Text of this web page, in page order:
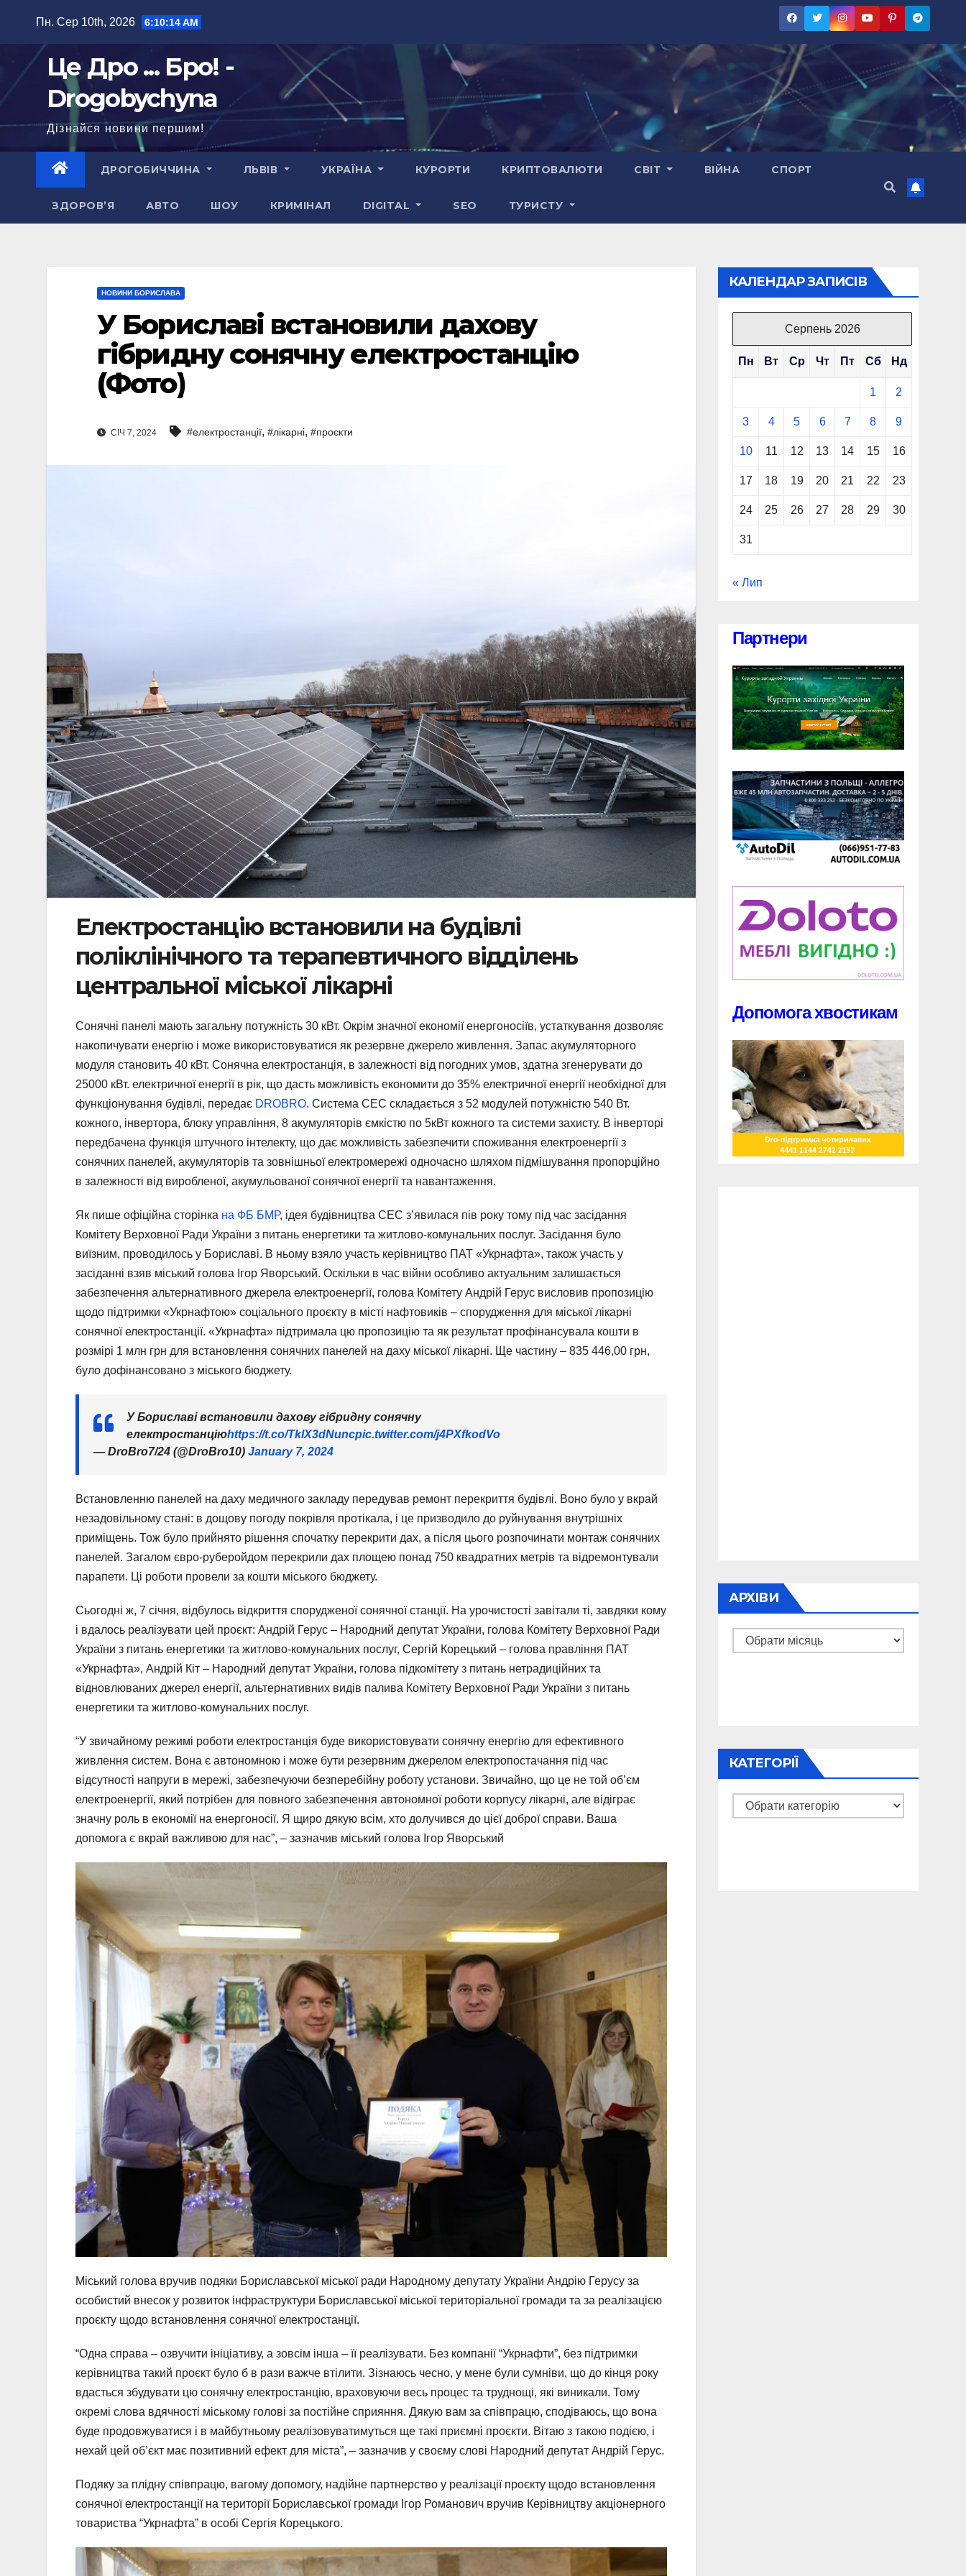
Пн. Сер 10th, 2026 6:10:15 AM
Це Дро ... Бро! -
Drogobychyna
Дізнайся новини першим!
ДРОГОБИЧЧИНА ЛЬВІВ УКРАЇНА КУРОРТИ КРИПТОВАЛЮТИ СВІТ ВІЙНА СПОРТ
ЗДОРОВ’Я АВТО ШОУ КРИМІНАЛ DIGITAL SEO ТУРИСТУ
НОВИНИ БОРИСЛАВА
У Бориславі встановили дахову
гібридну сонячну електростанцію
(Фото)
СІЧ 7, 2024 #електростанції, #лікарні, #проєкти
Електростанцію встановили на будівлі
поліклінічного та терапевтичного відділень
центральної міської лікарні
Сонячні панелі мають загальну потужність 30 кВт. Окрім значної економії енергоносіїв, устаткування дозволяє
накопичувати енергію і може використовуватися як резервне джерело живлення. Запас акумуляторного
модуля становить 40 кВт. Сонячна електростанція, в залежності від погодних умов, здатна згенерувати до
25000 кВт. електричної енергії в рік, що дасть можливість економити до 35% електричної енергії необхідної для
функціонування будівлі, передає DROBRO. Система СЕС складається з 52 модулей потужністю 540 Вт.
кожного, інвертора, блоку управління, 8 акумуляторів ємкістю по 5кВт кожного та системи захисту. В інверторі
передбачена функція штучного інтелекту, що дає можливість забезпечити споживання електроенергії з
сонячних панелей, акумуляторів та зовнішньої електромережі одночасно шляхом підмішування пропорційно
в залежності від виробленої, акумульованої сонячної енергії та навантаження.
Як пише офіційна сторінка на ФБ БМР, ідея будівництва СЕС з’явилася пів року тому під час засідання
Комітету Верховної Ради України з питань енергетики та житлово-комунальних послуг. Засідання було
виїзним, проводилось у Бориславі. В ньому взяло участь керівництво ПАТ «Укрнафта», також участь у
засіданні взяв міський голова Ігор Яворський. Оскільки в час війни особливо актуальним залишається
забезпечення альтернативного джерела електроенергії, голова Комітету Андрій Герус висловив пропозицію
щодо підтримки «Укрнафтою» соціального проєкту в місті нафтовиків – спорудження для міської лікарні
сонячної електростанції. «Укрнафта» підтримала цю пропозицію та як результат профінансувала кошти в
розмірі 1 млн грн для встановлення сонячних панелей на даху міської лікарні. Ще частину – 835 446,00 грн,
було дофінансовано з міського бюджету.
У Бориславі встановили дахову гібридну сонячну
електростанціюhttps://t.co/TkIX3dNuncpic.twitter.com/j4PXfkodVo
— DroBro7/24 (@DroBro10) January 7, 2024
Встановленню панелей на даху медичного закладу передував ремонт перекриття будівлі. Воно було у вкрай
незадовільному стані: в дощову погоду покрівля протікала, і це призводило до руйнування внутрішніх
приміщень. Тож було прийнято рішення спочатку перекрити дах, а після цього розпочинати монтаж сонячних
панелей. Загалом євро-руберойдом перекрили дах площею понад 750 квадратних метрів та відремонтували
парапети. Ці роботи провели за кошти міського бюджету.
Сьогодні ж, 7 січня, відбулось відкриття спорудженої сонячної станції. На урочистості завітали ті, завдяки кому
і вдалось реалізувати цей проєкт: Андрій Герус – Народний депутат України, голова Комітету Верховної Ради
України з питань енергетики та житлово-комунальних послуг, Сергій Корецький – голова правління ПАТ
«Укрнафта», Андрій Кіт – Народний депутат України, голова підкомітету з питань нетрадиційних та
відновлюваних джерел енергії, альтернативних видів палива Комітету Верховної Ради України з питань
енергетики та житлово-комунальних послуг.
“У звичайному режимі роботи електростанція буде використовувати сонячну енергію для ефективного
живлення систем. Вона є автономною і може бути резервним джерелом електропостачання під час
відсутності напруги в мережі, забезпечуючи безперебійну роботу установи. Звичайно, що це не той об’єм
електроенергії, який потрібен для повного забезпечення автономної роботи корпусу лікарні, але відіграє
значну роль в економії на енергоносії. Я щиро дякую всім, хто долучився до цієї доброї справи. Ваша
допомога є вкрай важливою для нас”, – зазначив міський голова Ігор Яворський
Міський голова вручив подяки Бориславської міської ради Народному депутату України Андрію Герусу за
особистий внесок у розвиток інфраструктури Бориславської міської територіальної громади та за реалізацією
проєкту щодо встановлення сонячної електростанції.
“Одна справа – озвучити ініціативу, а зовсім інша – її реалізувати. Без компанії “Укрнафти”, без підтримки
керівництва такий проєкт було б в рази важче втілити. Зізнаюсь чесно, у мене були сумніви, що до кінця року
вдасться збудувати цю сонячну електростанцію, враховуючи весь процес та труднощі, які виникали. Тому
окремі слова вдячності міському голові за постійне сприяння. Дякую вам за співпрацю, сподіваюсь, що вона
буде продовжуватися і в майбутньому реалізовуватимуться ще такі приємні проєкти. Вітаю з такою подією, і
нехай цей об’єкт має позитивний ефект для міста”, – зазначив у своєму слові Народний депутат Андрій Герус.
Подяку за плідну співпрацю, вагому допомогу, надійне партнерство у реалізації проєкту щодо встановлення
сонячної електростанції на території Бориславської громади Ігор Романович вручив Керівництву акціонерного
товариства “Укрнафта” в особі Сергія Корецького.
КАЛЕНДАР ЗАПИСІВ
Серпень 2026
Пн Вт Ср Чт Пт Сб Нд
1 2
3 4 5 6 7 8 9
10 11 12 13 14 15 16
17 18 19 20 21 22 23
24 25 26 27 28 29 30
31
« Лип
Партнери
Допомога хвостикам
АРХІВИ
Архіви
КАТЕГОРІЇ
Категорії